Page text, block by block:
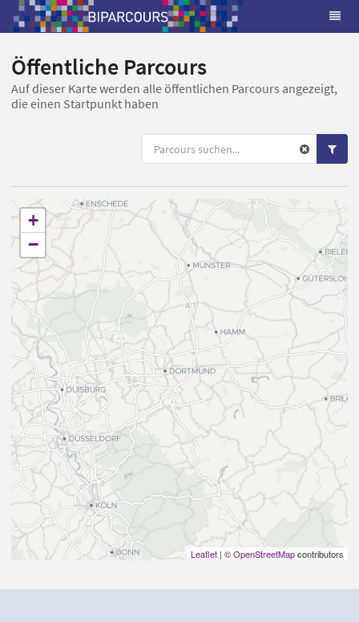
Öffentliche Parcours
Auf dieser Karte werden alle öffentlichen Parcours angezeigt,
die einen Startpunkt haben
+
−
Leaflet | ©OpenStreetMapcontributors